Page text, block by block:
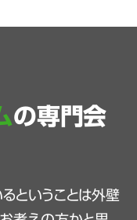
の専門会
ということは外壁